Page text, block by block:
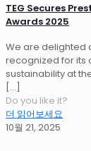
TEG Secures
Awards 2025
We are delighted
recognized for its
sustainability at
[…]
Do you like it?
더 읽어보세요
10월 21, 2025